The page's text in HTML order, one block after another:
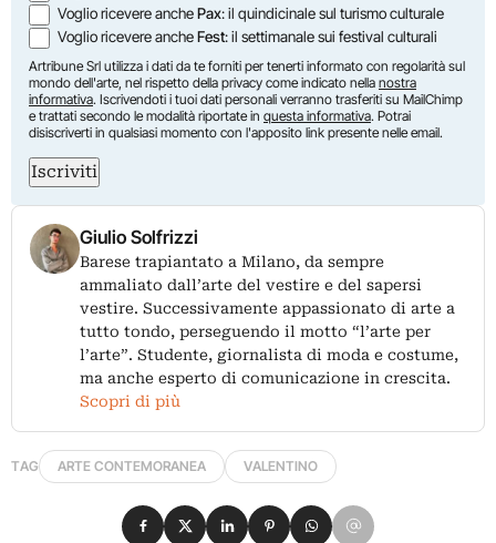
Voglio ricevere anchePax: il quindicinale sul turismo culturale
Voglio ricevere ancheFest: il settimanale sui festival culturali
Artribune Srl utilizza i dati da te forniti per tenerti informato con regolarità sul
mondo dell'arte, nel rispetto della privacy come indicato nella nostra
informativa. Iscrivendoti i tuoi dati personali verranno trasferiti su MailChimp
e trattati secondo le modalità riportate in questa informativa. Potrai
disiscriverti in qualsiasi momento con l'apposito link presente nelle email.
Iscriviti
Giulio Solfrizzi
Barese trapiantato a Milano, da sempre
ammaliato dall’arte del vestire e del sapersi
vestire. Successivamente appassionato di arte a
tutto tondo, perseguendo il motto “l’arte per
l’arte”. Studente, giornalista di moda e costume,
ma anche esperto di comunicazione in crescita.
Scopri di più
TAG ARTE CONTEMORANEA VALENTINO
Condividi su Facebook
Condividi su X
Condividi su LinkedIn
Condividi su Pinterest
Condividi su WhatsApp
Condividi su Email